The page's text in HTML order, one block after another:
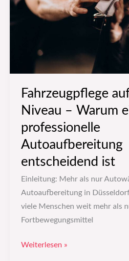
Fahrzeugpflege
Niveau – Warum
professionelle
Autoaufbereitung
entscheidend ist
Einleitung: Mehr als nur
Autoaufbereitung in
viele Menschen weit mehr als
Fortbewegungsmittel
–
Warum
Autoaufbereitung
Weiterlesen »